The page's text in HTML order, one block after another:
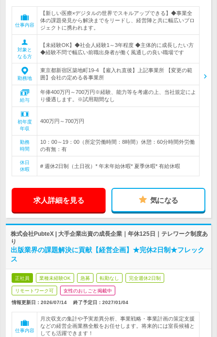
仕事内容
【新しい医療×デジタルの世界でスキルアップできる】◆事業全
体の課題発見から解決までをリードし、経営陣と共に幅広いプロ
ジェクトに携われます。
対象と
なる方
【未経験OK】◆社会人経験1～3年程度 ◆主体的に成長したい方
◆経験不問で幅広い前職出身者が働く風通しの良い職場です
勤務地
東京都新宿区築地町19-4 【雇入れ直後】上記事業所 【変更の範
囲】会社の定める各事業所
給与
年俸400万円～700万円※経験、能力等を考慮の上、当社規定によ
り優遇します。※試用期間なし
初年度
年収
400万円～700万円
勤務
時間
10：00～19：00（所定労働時間：8時間）休憩：60分時間外労働
の有無：有
休日
休暇
# 週休2日制（土日祝）* 年末年始休暇* 夏季休暇* 有給休暇
求人詳細を見る 気になる
株式会社PubteX | 大手企業出資の成長企業｜年休125日｜テレワーク制度あ
り
出版業界の課題解決に貢献【経営企画】★完休2日制★フレック
ス
正社員 業種未経験OK 急募 転勤なし 完全週休2日制
リモートワーク可 女性のおしごと掲載中
情報更新日：2026/07/14 終了予定日： 2027/01/04
仕事内容
月次収支の集計や予実差異分析、事業戦略・事業計画の策定支援
などの経営企画業務全般をお任せします。将来的には室長候補と
しても活躍できます！